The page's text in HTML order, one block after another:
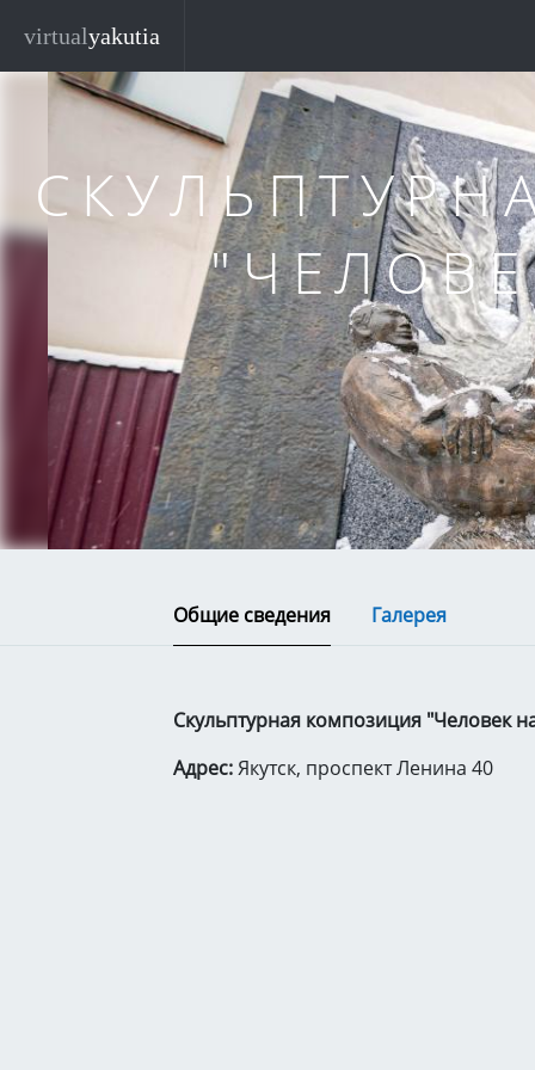
virtualyakutia
Общие сведения Галерея
Скульптурная композиция "Человек
Адрес:Якутск, проспект Ленина 40